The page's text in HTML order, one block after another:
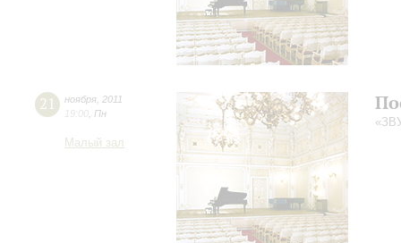
21 ноября 2011
19:00 Пн
Малый зал